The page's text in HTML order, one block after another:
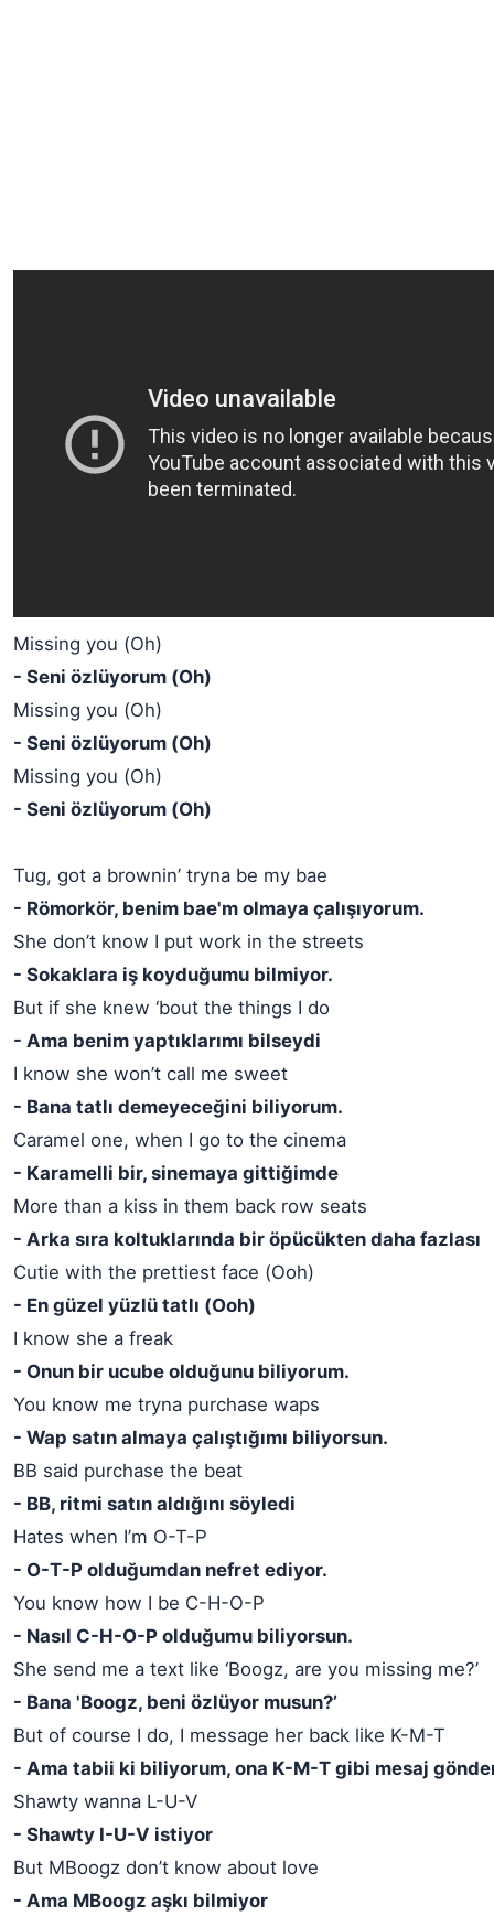
Missing you (Oh)
- Seni özlüyorum (Oh)
Missing you (Oh)
- Seni özlüyorum (Oh)
Missing you (Oh)
- Seni özlüyorum (Oh)
Tug, got a brownin’ tryna be my bae
- Römorkör, benim bae'm olmaya çalışıyorum.
She don’t know I put work in the streets
- Sokaklara iş koyduğumu bilmiyor.
But if she knew ‘bout the things I do
- Ama benim yaptıklarımı bilseydi
I know she won’t call me sweet
- Bana tatlı demeyeceğini biliyorum.
Caramel one, when I go to the cinema
- Karamelli bir, sinemaya gittiğimde
More than a kiss in them back row seats
- Arka sıra koltuklarında bir öpücükten daha fazlası
Cutie with the prettiest face (Ooh)
- En güzel yüzlü tatlı (Ooh)
I know she a freak
- Onun bir ucube olduğunu biliyorum.
You know me tryna purchase waps
- Wap satın almaya çalıştığımı biliyorsun.
BB said purchase the beat
- BB, ritmi satın aldığını söyledi
Hates when I’m O-T-P
- O-T-P olduğumdan nefret ediyor.
You know how I be C-H-O-P
- Nasıl C-H-O-P olduğumu biliyorsun.
She send me a text like ‘Boogz, are you missing me?’
- Bana 'Boogz, beni özlüyor musun?’
But of course I do, I message her back like K-M-T
- Ama tabii ki biliyorum, ona K-M-T gibi mesaj
Shawty wanna L-U-V
- Shawty I-U-V istiyor
But MBoogz don’t know about love
- Ama MBoogz aşkı bilmiyor